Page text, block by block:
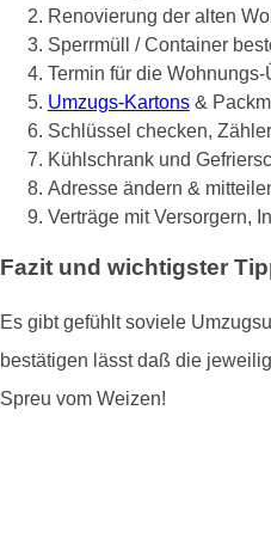
Renovierung der alten
Sperrmüll / Container
Termin für die
Umzugs-Kartons&
Schlüssel checken,
Kühlschrank und
Adresse ändern &
Verträge mit Versorgern,
Fazit und wichtigster
Es gibt gefühlt soviele
bestätigen lässt daß die
Spreu vom Weizen!